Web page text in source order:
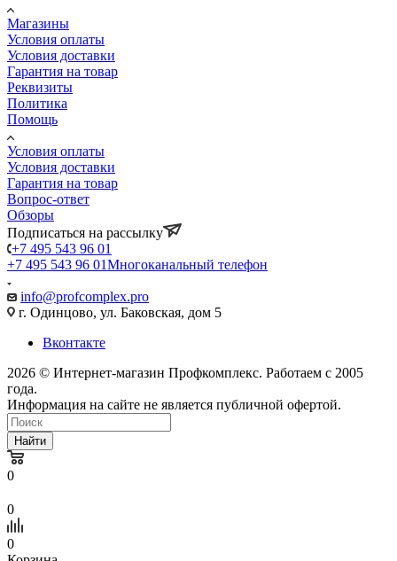
Магазины
Условия оплаты
Условия доставки
Гарантия на товар
Реквизиты
Политика
Помощь
Условия оплаты
Условия доставки
Гарантия на товар
Вопрос-ответ
Обзоры
Подписаться на рассылку
+7 495 543 96 01
+7 495 543 96 01Многоканальный телефон
info@profcomplex.pro
г. Одинцово, ул. Баковская, дом 5
Вконтакте
2026 © Интернет-магазин Профкомплекс. Работаем с 2005
года.
Информация на сайте не является публичной офертой.
Найти
0
0
0